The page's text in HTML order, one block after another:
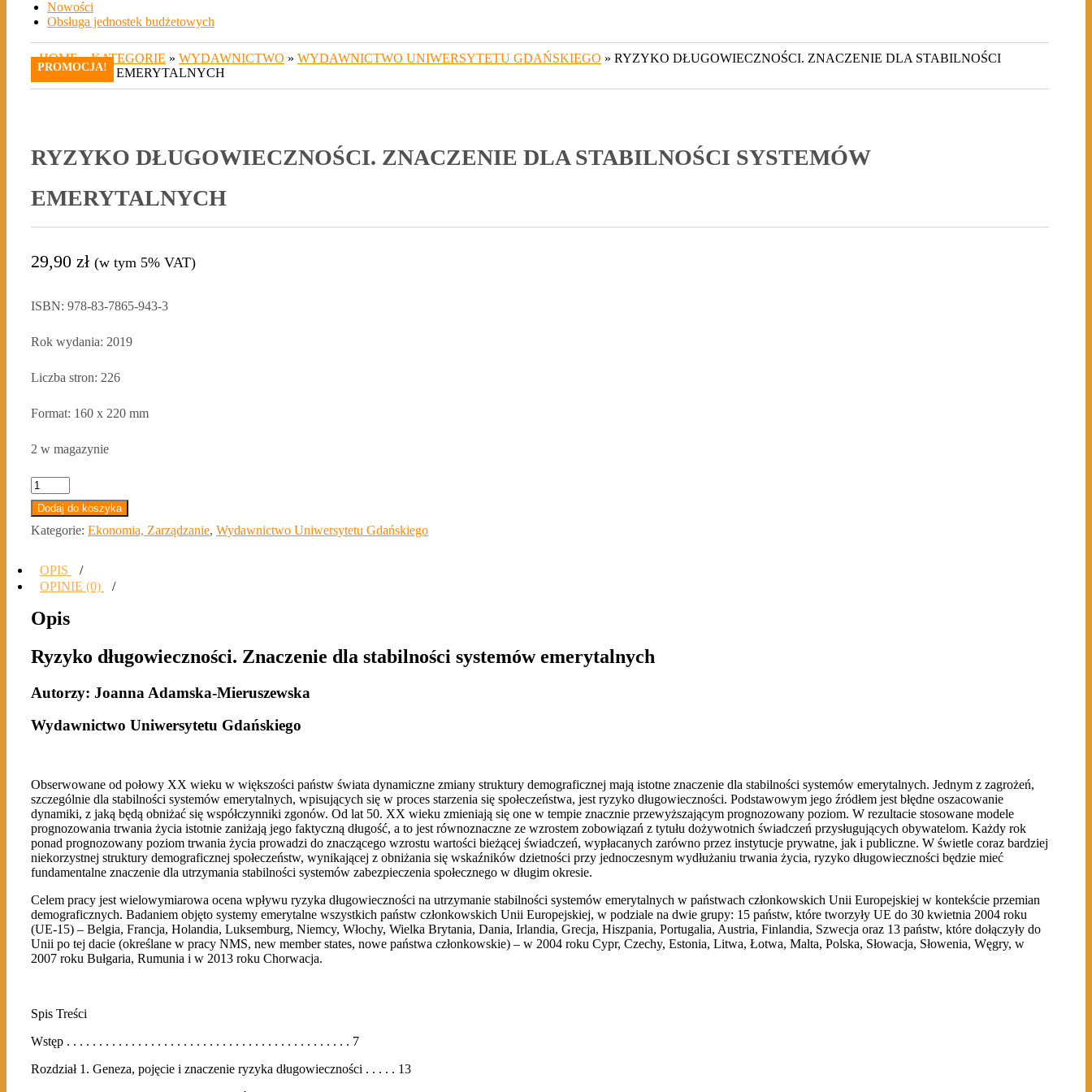
Nowości
Obsługa jednostek budżetowych
HOME»KATEGORIE » WYDAWNICTWO » WYDAWNICTWO UNIWERSYTETU GDAŃSKIEGO » RYZYKO DŁUGOWIECZNOŚCI. ZNACZENIE DLA STABILNOŚCI
SYSTEMÓW EMERYTALNYCH
RYZYKO DŁUGOWIECZNOŚCI. ZNACZENIE DLA STABILNOŚCI SYSTEMÓW
EMERYTALNYCH
29,90 zł (w tym 5% VAT)
ISBN: 978-83-7865-943-3
Rok wydania: 2019
Liczba stron: 226
Format: 160 x 220 mm
2 w magazynie
ilość
Ryzyko
długowieczności.
dla
systemów
Dodaj do koszyka
Kategorie: Ekonomia, Zarządzanie, Wydawnictwo Uniwersytetu Gdańskiego
OPIS
OPINIE (0)
Opis
Ryzyko długowieczności. Znaczenie dla stabilności systemów emerytalnych
Autorzy: Joanna Adamska-Mieruszewska
Wydawnictwo Uniwersytetu Gdańskiego
Obserwowane od połowy XX wieku w większości państw świata dynamiczne zmiany struktury demograficznej mają istotne znaczenie dla stabilności systemów emerytalnych. Jednym z zagrożeń,
szczególnie dla stabilności systemów emerytalnych, wpisujących się w proces starzenia się społeczeństwa, jest ryzyko długowieczności. Podstawowym jego źródłem jest błędne oszacowanie
dynamiki, z jaką będą obniżać się współczynniki zgonów. Od lat 50. XX wieku zmieniają się one w tempie znacznie przewyższającym prognozowany poziom. W rezultacie stosowane modele
prognozowania trwania życia istotnie zaniżają jego faktyczną długość, a to jest równoznaczne ze wzrostem zobowiązań z tytułu dożywotnich świadczeń przysługujących obywatelom. Każdy rok
ponad prognozowany poziom trwania życia prowadzi do znaczącego wzrostu wartości bieżącej świadczeń, wypłacanych zarówno przez instytucje prywatne, jak i publiczne. W świetle coraz bardziej
niekorzystnej struktury demograficznej społeczeństw, wynikającej z obniżania się wskaźników dzietności przy jednoczesnym wydłużaniu trwania życia, ryzyko długowieczności będzie mieć
fundamentalne znaczenie dla utrzymania stabilności systemów zabezpieczenia społecznego w długim okresie.
Celem pracy jest wielowymiarowa ocena wpływu ryzyka długowieczności na utrzymanie stabilności systemów emerytalnych w państwach członkowskich Unii Europejskiej w kontekście przemian
demograficznych. Badaniem objęto systemy emerytalne wszystkich państw członkowskich Unii Europejskiej, w podziale na dwie grupy: 15 państw, które tworzyły UE do 30 kwietnia 2004 roku
(UE-15) – Belgia, Francja, Holandia, Luksemburg, Niemcy, Włochy, Wielka Brytania, Dania, Irlandia, Grecja, Hiszpania, Portugalia, Austria, Finlandia, Szwecja oraz 13 państw, które dołączyły do
Unii po tej dacie (określane w pracy NMS, new member states, nowe państwa członkowskie) – w 2004 roku Cypr, Czechy, Estonia, Litwa, Łotwa, Malta, Polska, Słowacja, Słowenia, Węgry, w
2007 roku Bułgaria, Rumunia i w 2013 roku Chorwacja.
Spis Treści
Wstęp . . . . . . . . . . . . . . . . . . . . . . . . . . . . . . . . . . . . . . . . . . . . 7
Rozdział 1. Geneza, pojęcie i znaczenie ryzyka długowieczności . . . . . 13
PROMOCJA!